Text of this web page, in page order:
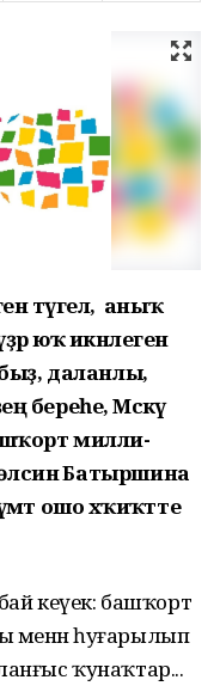
түгел, ә аныҡ
юҡ икәнлеген
даланлы,
береһе, Мәскәү
милли-
Батыршина
ошо хәҡиҡәтте
кеүек: башҡорт
менән һуғарылып
ҡунаҡтар...